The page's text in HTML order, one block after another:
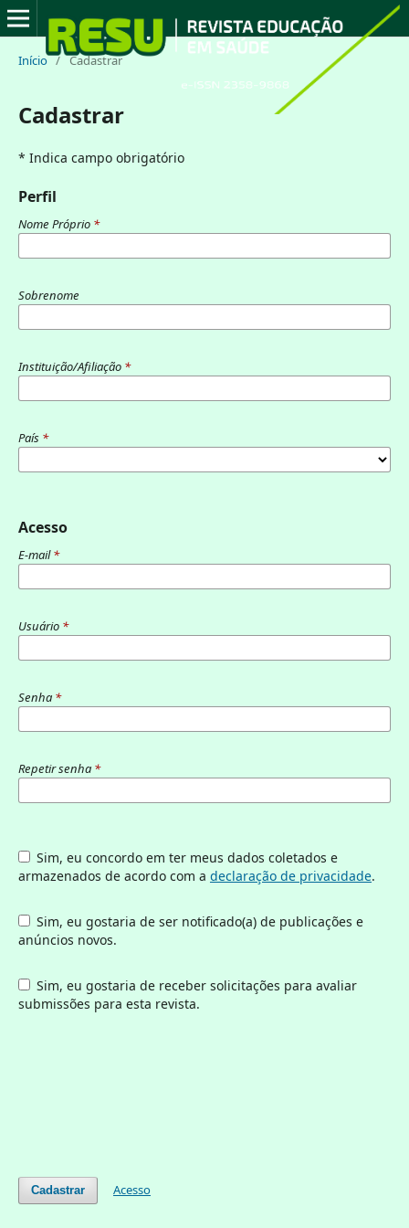
Início / Cadastrar
Cadastrar
* Indica campo obrigatório
Perfil
Nome Próprio *
Sobrenome
Instituição/Afiliação *
País *
Acesso
E-mail*
Usuário *
Senha *
Repetir senha *
Sim, eu concordo em ter meus dados coletados e
armazenados de acordo com a declaração de privacidade.
Sim, eu gostaria de ser notificado(a) de publicações e
anúncios novos.
Sim, eu gostaria de receber solicitações para avaliar
submissões para esta revista.
Cadastrar Acesso